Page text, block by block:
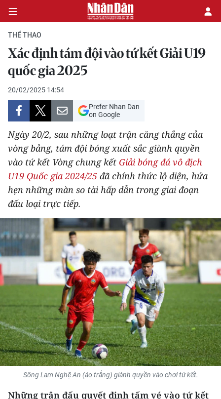
CHÍNH TRỊ
KINH TẾ
VĂN HÓA
XÃ HỘI
PHÁP LUẬT
DU LỊCH
THẾ GIỚI
THỂ THAO
GIÁO DỤC
Y TẾ
KHOA HỌC - CÔNG NGHỆ
MÔI TRƯỜNG
BẠN ĐỌC
KIỂM CHỨNG THÔNG TIN
THỂ THAO
Xác định tám đội vào tứ kết Giải U19
quốc gia 2025
20/02/2025 14:54
Prefer Nhan Dan
on Google
Ngày 20/2, sau những loạt trận căng thẳng của
vòng bảng, tám đội bóng xuất sắc giành quyền
vào tứ kết Vòng chung kết Giải bóng đá vô địch
U19 Quốc gia 2024/25 đã chính thức lộ diện, hứa
hẹn những màn so tài hấp dẫn trong giai đoạn
đấu loại trực tiếp.
Sông Lam Nghệ An (áo trắng) giành quyền vào chơi tứ kết.
Những trận đấu quyết định tấm vé vào tứ kết